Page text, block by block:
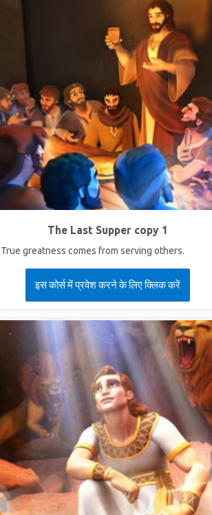
The Last Supper copy 1
True greatness comes from serving others.
इस कोर्स में प्रवेश करने के लिए क्लिक करें